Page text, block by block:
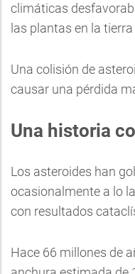
climáticas
las plantas en la
Una colisión de
causar una pérdida
Una historia
Los asteroides han
ocasionalmente a lo
con resultados
Hace 66 millones de